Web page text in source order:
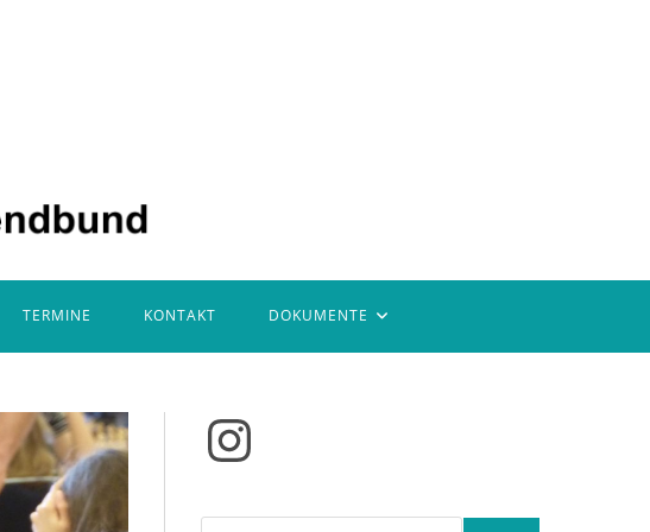
TERMINE KONTAKT DOKUMENTE
Instagram